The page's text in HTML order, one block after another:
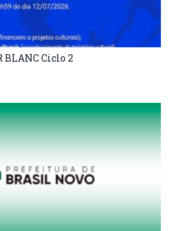
Ciclo 2